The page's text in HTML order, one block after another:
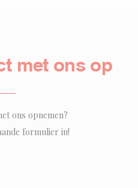
met ons op
ons opnemen?
formulier in!